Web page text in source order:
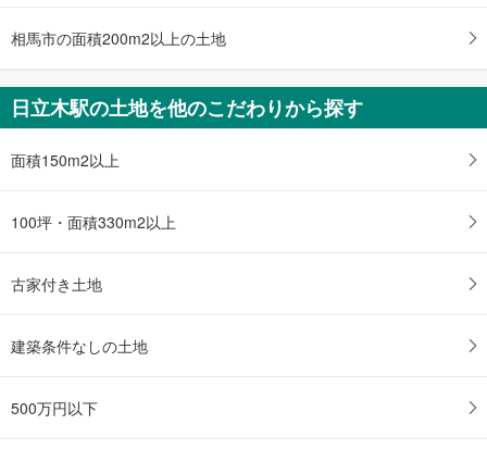
相馬市の面積200m2以上の土地
日立木駅の土地を他のこだわりから探す
面積150m2以上
100坪・面積330m2以上
古家付き土地
建築条件なしの土地
500万円以下